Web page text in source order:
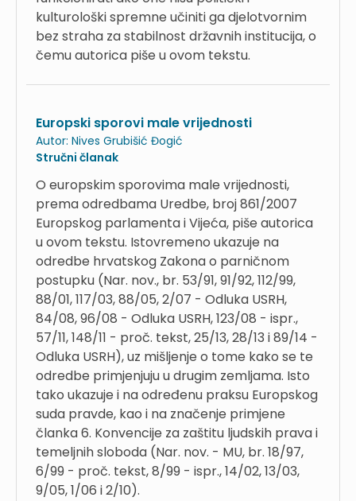
kulturološki spremne učiniti ga djelotvornim
bez straha za stabilnost državnih institucija, o
čemu autorica piše u ovom tekstu.
Europski sporovi male vrijednosti
Autor: Nives Grubišić Đogić
Stručni članak
O europskim sporovima male vrijednosti,
prema odredbama Uredbe, broj 861/2007
Europskog parlamenta i Vijeća, piše autorica
u ovom tekstu. Istovremeno ukazuje na
odredbe hrvatskog Zakona o parničnom
postupku (Nar. nov., br. 53/91, 91/92, 112/99,
88/01, 117/03, 88/05, 2/07 - Odluka USRH,
84/08, 96/08 - Odluka USRH, 123/08 - ispr.,
57/11, 148/11 - proč. tekst, 25/13, 28/13 i 89/14 -
Odluka USRH), uz mišljenje o tome kako se te
odredbe primjenjuju u drugim zemljama. Isto
tako ukazuje i na određenu praksu Europskog
suda pravde, kao i na značenje primjene
članka 6. Konvencije za zaštitu ljudskih prava i
temeljnih sloboda (Nar. nov. - MU, br. 18/97,
6/99 - proč. tekst, 8/99 - ispr., 14/02, 13/03,
9/05, 1/06 i 2/10).